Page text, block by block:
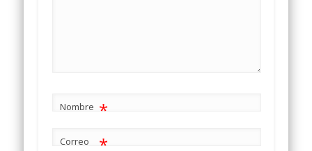
Nombre *
Correo *